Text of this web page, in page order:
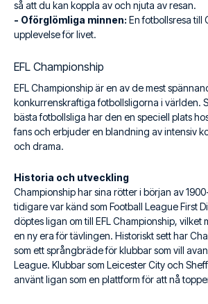
så att du kan koppla av och njuta av resan.
- Oförglömliga minnen: En fotbollsresa till
upplevelse för livet.
EFL Championship
EFL Championship är en av de mest
konkurrenskraftiga fotbollsligorna i världen.
bästa fotbollsliga har den en speciell plats
fans och erbjuder en blandning av intensiv
och drama.
Historia och utveckling
Championship har sina rötter i början av
tidigare var känd som Football League First
döptes ligan om till EFL Championship, vilket
en ny era för tävlingen. Historiskt sett har
som ett språngbräde för klubbar som vill
League. Klubbar som Leicester City och
använt ligan som en plattform för att nå